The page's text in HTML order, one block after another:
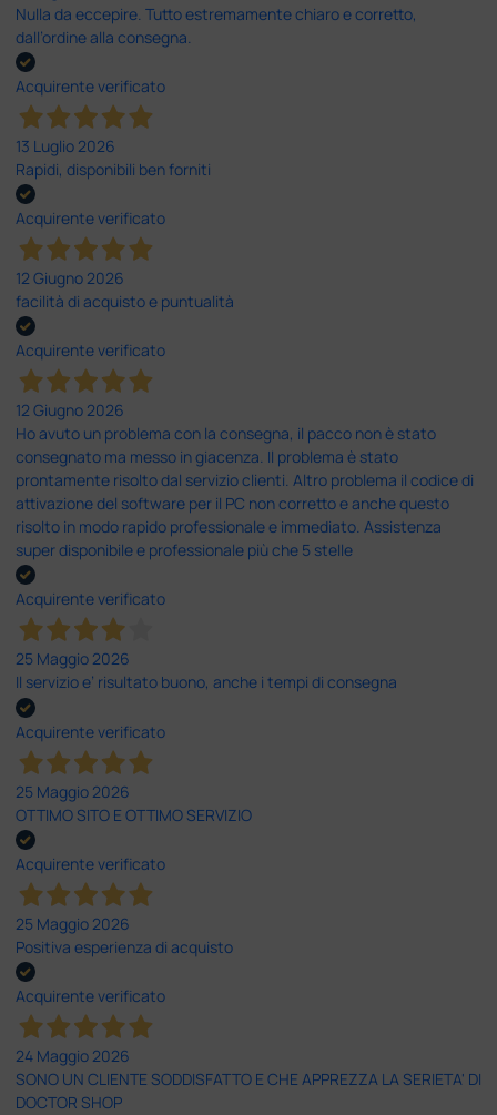
Nulla da eccepire. Tutto estremamente chiaro e corretto,
dall’ordine alla consegna.
Acquirente verificato
13 Luglio 2026
Rapidi, disponibili ben forniti
Acquirente verificato
12 Giugno 2026
facilità di acquisto e puntualità
Acquirente verificato
12 Giugno 2026
Ho avuto un problema con la consegna, il pacco non è stato
consegnato ma messo in giacenza. Il problema è stato
prontamente risolto dal servizio clienti. Altro problema il codice di
attivazione del software per il PC non corretto e anche questo
risolto in modo rapido professionale e immediato. Assistenza
super disponibile e professionale più che 5 stelle
Acquirente verificato
25 Maggio 2026
Il servizio e’ risultato buono, anche i tempi di consegna
Acquirente verificato
25 Maggio 2026
OTTIMO SITO E OTTIMO SERVIZIO
Acquirente verificato
25 Maggio 2026
Positiva esperienza di acquisto
Acquirente verificato
24 Maggio 2026
SONO UN CLIENTE SODDISFATTO E CHE APPREZZA LA SERIETA' DI
DOCTOR SHOP